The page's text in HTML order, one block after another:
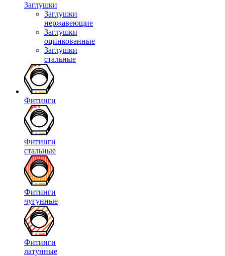
Заглушки
Заглушки
нержавеющие
Заглушки
оцинкованные
Заглушки
стальные
Фитинги
Фитинги
стальные
Фитинги
чугунные
Фитинги
латунные